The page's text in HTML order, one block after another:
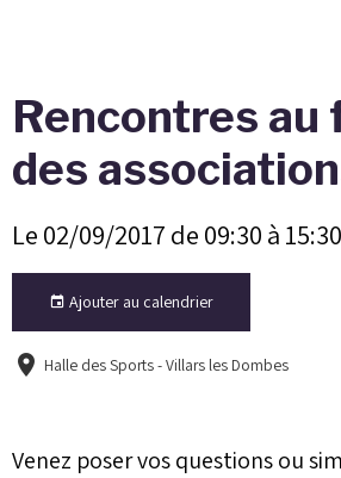
Rencontres au
des
Le 02/09/2017 de 09:30 à 15:30
Ajouter au calendrier
Halle des Sports - Villars les Dombes
Venez poser vos questions ou